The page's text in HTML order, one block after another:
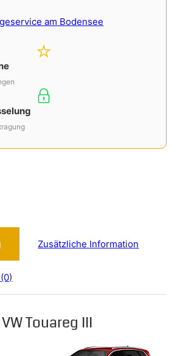
am Bodensee
Zusätzliche Information
Touareg III